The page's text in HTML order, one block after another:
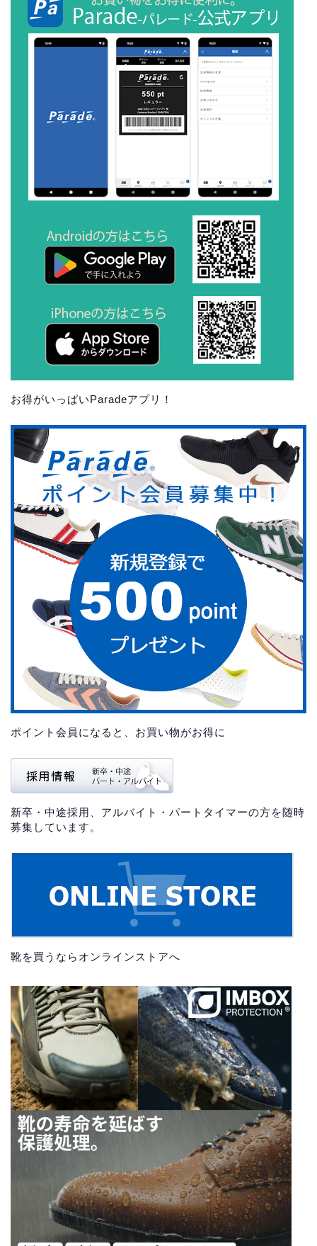
お得がいっぱいParadeアプリ！
ポイント会員になると、お買い物がお得に
新卒・中途採用、アルバイト・パートタイマーの方を随時
募集しています。
靴を買うならオンラインストアへ